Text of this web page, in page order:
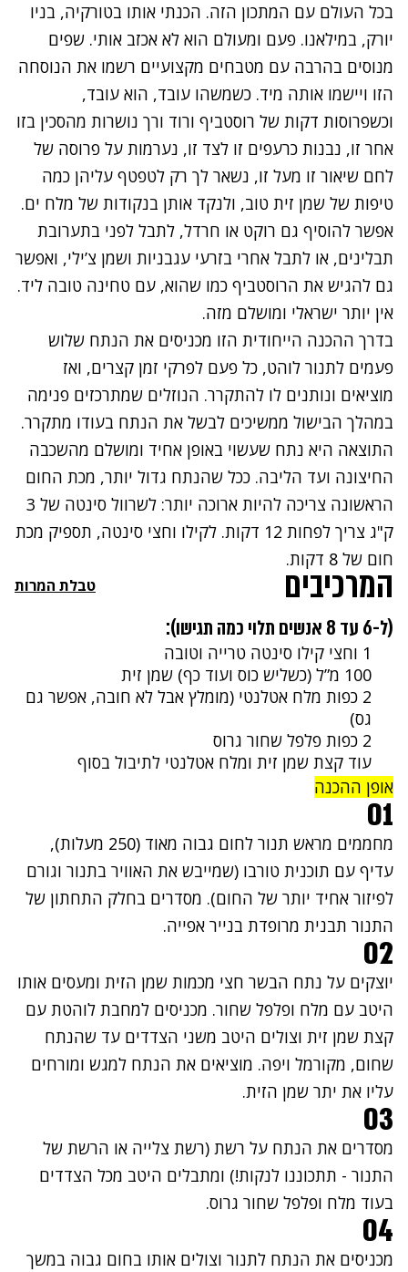
בכל העולם עם המתכון הזה. הכנתי אותו בטורקיה, בניו
יורק, במילאנו. פעם ומעולם הוא לא אכזב אותי. שפים
מנוסים בהרבה עם מטבחים מקצועיים רשמו את הנוסחה
הזו ויישמו אותה מיד. כשמשהו עובד, הוא עובד,
וכשפרוסות דקות של רוסטביף ורוד ורך נושרות מהסכין בזו
אחר זו, נבנות כרעפים זו לצד זו, נערמות על פרוסה של
לחם שיאור זו מעל זו, נשאר לך רק לטפטף עליהן כמה
טיפות של שמן זית טוב, ולנקד אותן בנקודות של מלח ים.
אפשר להוסיף גם רוקט או חרדל, לתבל לפני בתערובת
תבלינים, או לתבל אחרי בזרעי עגבניות ושמן צ’ילי, ואפשר
גם להגיש את הרוסטביף כמו שהוא, עם טחינה טובה ליד.
אין יותר ישראלי ומושלם מזה.
בדרך ההכנה הייחודית הזו מכניסים את הנתח שלוש
פעמים לתנור לוהט, כל פעם לפרקי זמן קצרים, ואז
מוציאים ונותנים לו להתקרר. הנוזלים שמתרכזים פנימה
במהלך הבישול ממשיכים לבשל את הנתח בעודו מתקרר.
התוצאה היא נתח שעשוי באופן אחיד ומושלם מהשכבה
החיצונה ועד הליבה. ככל שהנתח גדול יותר, מכת החום
הראשונה צריכה להיות ארוכה יותר: לשרוול סינטה של 3
ק"ג צריך לפחות 12 דקות. לקילו וחצי סינטה, תספיק מכת
חום של 8 דקות.
המרכיבים טבלת המרות
(ל-6 עד 8 אנשים תלוי כמה תגישו):
1 וחצי קילו סינטה טרייה וטובה
100 מ”ל (כשליש כוס ועוד כף) שמן זית
2 כפות מלח אטלנטי (מומלץ אבל לא חובה, אפשר גם
גס)
2 כפות פלפל שחור גרוס
עוד קצת שמן זית ומלח אטלנטי לתיבול בסוף
אופן ההכנה
01
מחממים מראש תנור לחום גבוה מאוד (250 מעלות),
עדיף עם תוכנית טורבו (שמייבש את האוויר בתנור וגורם
לפיזור אחיד יותר של החום). מסדרים בחלק התחתון של
התנור תבנית מרופדת בנייר אפייה.
02
יוצקים על נתח הבשר חצי מכמות שמן הזית ומעסים אותו
היטב עם מלח ופלפל שחור. מכניסים למחבת לוהטת עם
קצת שמן זית וצולים היטב משני הצדדים עד שהנתח
שחום, מקורמל ויפה. מוציאים את הנתח למגש ומורחים
עליו את יתר שמן הזית.
03
מסדרים את הנתח על רשת (רשת צלייה או הרשת של
התנור - תתכוננו לנקות!) ומתבלים היטב מכל הצדדים
בעוד מלח ופלפל שחור גרוס.
04
מכניסים את הנתח לתנור וצולים אותו בחום גבוה במשך